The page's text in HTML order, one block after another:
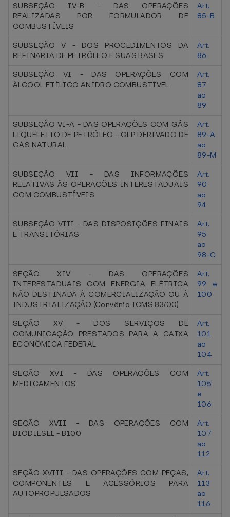
SUBSEÇÃO IV-B - DAS OPERAÇÕES
REALIZADAS POR FORMULADOR DE
COMBUSTÍVEIS
Art.
85-B
SUBSEÇÃO V - DOS PROCEDIMENTOS DA
REFINARIA DE PETRÓLEO E SUAS BASES
Art.
86
SUBSEÇÃO VI - DAS OPERAÇÕES COM
ÁLCOOL ETÍLICO ANIDRO COMBUSTÍVEL
Art.
87
ao
89
SUBSEÇÃO VI-A - DAS OPERAÇÕES COM GÁS
LIQUEFEITO DE PETRÓLEO - GLP DERIVADO DE
GÁS NATURAL
Art.
89-A
ao
89-M
SUBSEÇÃO VII - DAS INFORMAÇÕES
RELATIVAS ÀS OPERAÇÕES INTERESTADUAIS
COM COMBUSTÍVEIS
Art.
90
ao
94
SUBSEÇÃO VIII - DAS DISPOSIÇÕES FINAIS
E TRANSITÓRIAS
Art.
95
ao
98-C
SEÇÃO XIV - DAS OPERAÇÕES
INTERESTADUAIS COM ENERGIA ELÉTRICA
NÃO DESTINADA À COMERCIALIZAÇÃO OU À
INDUSTRIALIZAÇÃO (Convênio ICMS 83/00)
Art.
99 e
100
SEÇÃO XV - DOS SERVIÇOS DE
COMUNICAÇÃO PRESTADOS PARA A CAIXA
ECONÔMICA FEDERAL
Art.
101
ao
104
SEÇÃO XVI - DAS OPERAÇÕES COM
MEDICAMENTOS
Art.
105
e
106
SEÇÃO XVII - DAS OPERAÇÕES COM
BIODIESEL - B100
Art.
107
ao
112
SEÇÃO XVIII - DAS OPERAÇÕES COM PEÇAS,
COMPONENTES E ACESSÓRIOS PARA
AUTOPROPULSADOS
Art.
113
ao
116